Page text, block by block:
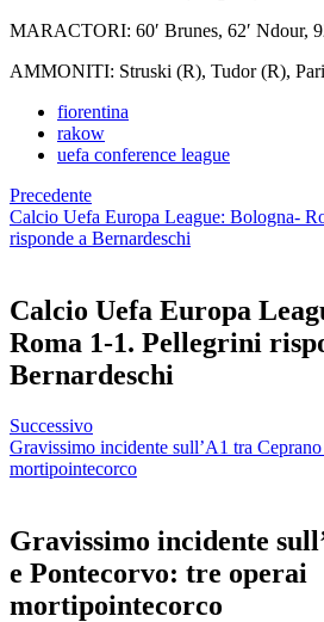
MARACTORI: 60′ Brunes, 62′ Ndour,
AMMONITI: Struski (R), Tudor (R),
fiorentina
rakow
uefa conference league
Precedente
Calcio Uefa Europa League: Bologna-
risponde a Bernardeschi
Calcio Uefa Europa
Roma 1-1. Pellegrini
Bernardeschi
Successivo
Gravissimo incidente sull’A1 tra
mortipointecorco
Gravissimo incidente
e Pontecorvo: tre operai
mortipointecorco